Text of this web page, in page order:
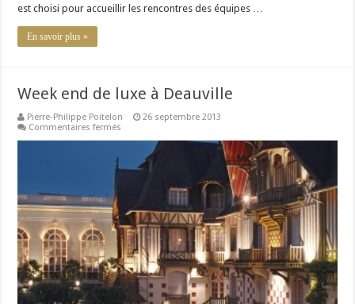
est choisi pour accueillir les rencontres des équipes …
En savoir plus »
Week end de luxe à Deauville
Pierre-Philippe Poitelon
26 septembre 2013
Commentaires fermés
luxe